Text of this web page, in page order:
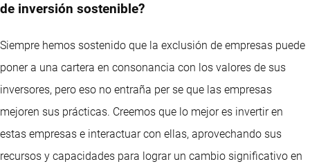
de inversión sostenible?
Siempre hemos sostenido que la exclusión de empresas puede
poner a una cartera en consonancia con los valores de sus
inversores, pero eso no entraña per se que las empresas
mejoren sus prácticas. Creemos que lo mejor es invertir en
estas empresas e interactuar con ellas, aprovechando sus
recursos y capacidades para lograr un cambio significativo en